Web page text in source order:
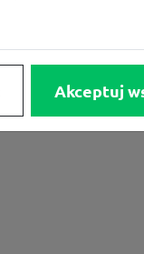
Akceptuj